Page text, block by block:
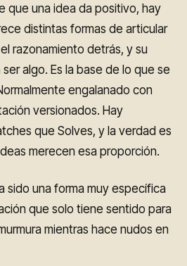
que una idea da positivo, hay
distintas formas de articular
razonamiento detrás, y su
algo. Es la base de lo que se
engalanado con
versionados. Hay
que Solves, y la verdad es
merecen esa proporción.
sido una forma muy específica
que solo tiene sentido para
mientras hace nudos en